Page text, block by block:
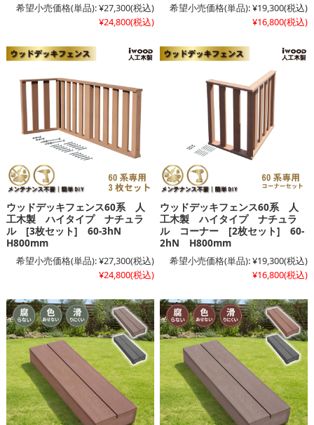
希望小売価格(単品):¥27,300(税込)
¥24,800(税込)
希望小売価格(単品):¥19,300(税込)
¥16,800(税込)
ウッドデッキフェンス60系 人
工木製 ハイタイプ ナチュラ
ル [3枚セット] 60-3hN
H800mm
希望小売価格(単品):¥27,300(税込)
¥24,800(税込)
ウッドデッキフェンス60系 人
工木製 ハイタイプ ナチュラ
ル コーナー [2枚セット] 60-
2hN H800mm
希望小売価格(単品):¥19,300(税込)
¥16,800(税込)